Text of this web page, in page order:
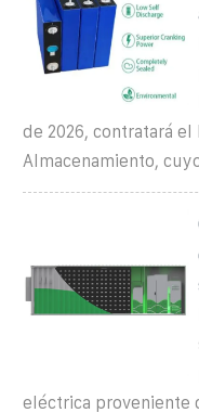
de 2026, contratará
Almacenamiento,
eléctrica proveniente